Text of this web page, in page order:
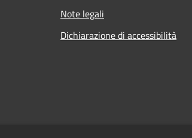
Note legali
Dichiarazione di accessibilità